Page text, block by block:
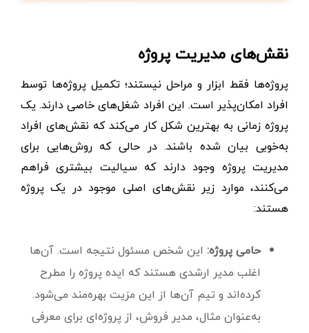
نقش‌های مدیریت پروژه
پروژه‌ها فقط ابزار و مراحل نیستند؛ تکمیل پروژه‌ها توسط
افراد امکان‌پذیر است. این افراد شغل‌های خاصی دارند. یک
پروژه زمانی به بهترین شکل کار می‌کند که نقش‌های افراد
به‌خوبی بیان شده باشند. در حالی که روش‌هایی برای
مدیریت پروژه وجود دارند که سیالیت بیشتری فراهم
می‌کنند، موارد زیر نقش‌های اصلی موجود در یک پروژه
هستند:
حامی پروژه: این شخص مسئول نتیجه است. آن‌ها
اغلب مدیر ارشدی هستند که ایده پروژه را مطرح
کرده‌اند و تیم‌ آن‌ها از این مزیت بهره‌مند می‌شود.
به‌عنوان مثال، مدیر فروش، از پروژه‌‌ای برای معرفی